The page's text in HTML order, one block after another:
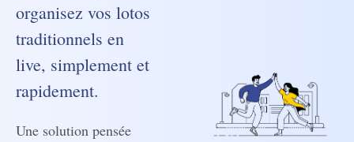
organisez vos lotos
traditionnels en
live, simplement et
rapidement.
Une solution pensée